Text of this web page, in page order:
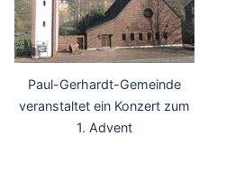
Paul-Gerhardt-Gemeinde
veranstaltet ein Konzert zum
1. Advent